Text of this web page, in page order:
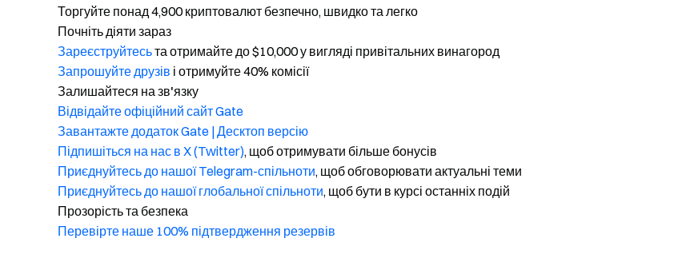
Торгуйте понад 4,900 криптовалют безпечно, швидко та легко
Почніть діяти зараз
Зареєструйтесьта отримайте до $10,000 у вигляді привітальних винагород
Запрошуйте друзів і отримуйте 40% комісії
Залишайтеся на зв'язку
Відвідайте офіційний сайт Gate
Завантажте додаток Gate | Десктоп версію
Підпишіться на нас в X (Twitter), щоб отримувати більше бонусів
Приєднуйтесь до нашої Telegram-спільноти, щоб обговорювати актуальні теми
Приєднуйтесь до нашої глобальної спільноти, щоб бути в курсі останніх подій
Прозорість та безпека
Перевірте наше 100% підтвердження резервів